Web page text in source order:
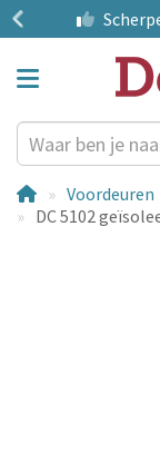
Voordeuren
DC 5102